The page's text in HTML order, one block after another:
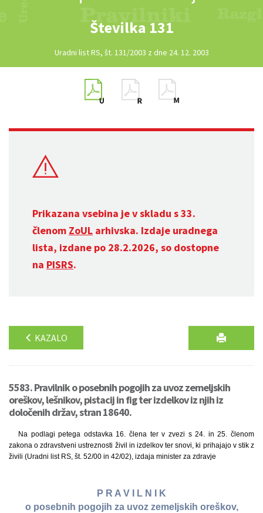
Številka 131
Uradni list RS, št. 131/2003 z dne 24. 12. 2003
Prikazana vsebina je v skladu s 33.
členom ZoUL arhivska. Izdaje uradnega
lista, izdane po 28.2.2026, so dostopne
na PISRS.
KAZALO
5583. Pravilnik o posebnih pogojih za uvoz zemeljskih
oreškov, lešnikov, pistacij in fig ter izdelkov iz njih iz
določenih držav, stran 18640.
Na podlagi petega odstavka 16. člena ter v zvezi s 24. in 25. členom
zakona o zdravstveni ustreznosti živil in izdelkov ter snovi, ki prihajajo v stik z
živili (Uradni list RS, št. 52/00 in 42/02), izdaja minister za zdravje
P R A V I L N I K
o posebnih pogojih za uvoz zemeljskih oreškov,